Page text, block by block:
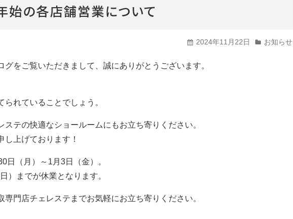
始の各店舗営業について
2024年11月22日 お知らせ
をご覧いただきまして、誠にありがとうございます。
れていることでしょう。
テの快適なショールームにもお立ち寄りください。
上げております！
日（月）～1月3日（金）。
）までが休業となります。
門店チェレステまでお気軽にお立ち寄りください。